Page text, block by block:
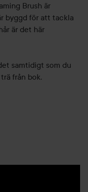
Brush är
byggd för att tackla
är det här
samtidigt som du
från bok.